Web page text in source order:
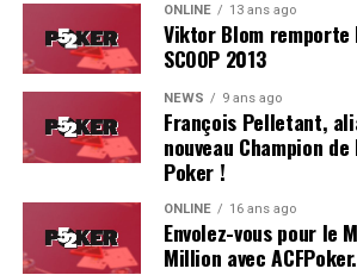
Soleau à gauche, sorti par Logghe au centre
ONLINE 13 ans ago
Viktor Blom remporte
SCOOP 2013
NEWS 9 ans ago
François Pelletant,
nouveau Champion
Poker !
ONLINE 16 ans ago
Envolez-vous pour le
Million avec